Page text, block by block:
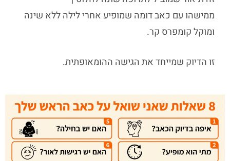
ממישהו עם כאב דומה שמופיע אחרי לילה ללא שינה
ומוקל קומפרס קר.
זו הדיוק שמייחד את הגישה ההומאופתית.